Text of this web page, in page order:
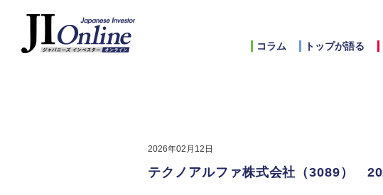
コラム トップが語る
2026年02月12日
テクノアルファ株式会社（3089）